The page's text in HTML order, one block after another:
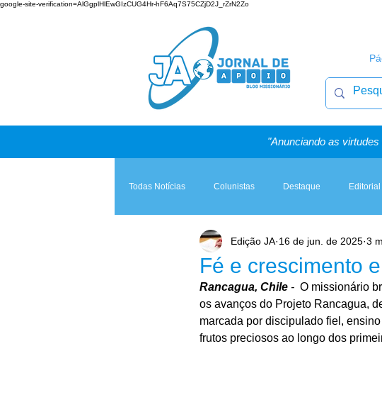
google-site-verification=AlGgplHlEwGIzCUG4Hr-hF6Aq7S75CZjD2J_rZrN2Zo
"Anunciando as
Todas Notícias Colunistas Destaque Editorial
Teologia & Prática A Igreja e a Lei Artigos,
Fé e crescimento
Edição JA 16 de jun. de 2025 3
Rancagua, Chile - O missionário
os avanços do Projeto Rancagua,
marcada por discipulado fiel,
frutos preciosos ao longo dos